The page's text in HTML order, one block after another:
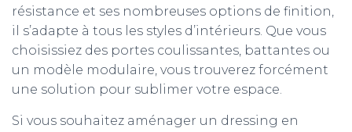
résistance et ses nombreuses options de finition,
il s’adapte à tous les styles d’intérieurs. Que vous
choisissiez des portes coulissantes, battantes ou
un modèle modulaire, vous trouverez forcément
une solution pour sublimer votre espace.
Si vous souhaitez aménager un dressing en